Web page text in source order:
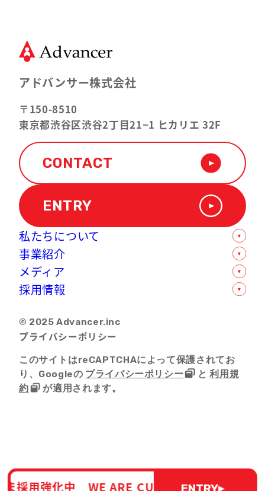
採用強化中 WE ARE CURRENTLY
アドバンサー株式会社
〒150-8510
東京都渋谷区渋谷2丁目21−1 ヒカリエ 32F
CONTACT
ENTRY
私たちについて
数字で見るアドバンサー
オフィス紹介
企業情報
事業紹介
モバイル人材支援事業
ソリューション支援事業
ライティング事業
セールスプロモーション事業
SNSマーケティング事業
メディア
社内インタビュー
ニュースリリース
採用情報
中途採用
選考フロー
© 2025 Advancer.inc
プライバシーポリシー
このサイトはreCAPTCHAによって保護されてお
り、Googleの プライバシーポリシー と利用規
約
が適用されます。